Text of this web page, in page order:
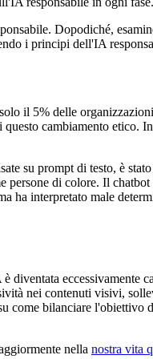
Dopodiché,
i principi dell'IA
il 5% delle
cambiamento etico.
su prompt di testo, è
di colore. Il
ha interpretato male
eccessivamente
nei contenuti visivi,
bilanciare l'obiettivo
nella nostra vita